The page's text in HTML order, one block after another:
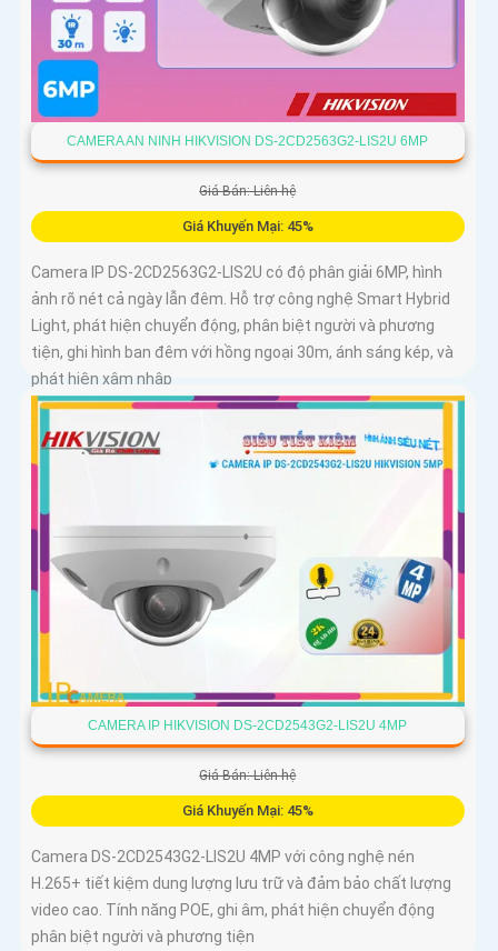
CAMERA AN NINH HIKVISION DS-2CD2563G2-LIS2U 6MP
Giá Bán: Liên hệ
Giá Khuyến Mại: 45%
Camera IP DS-2CD2563G2-LIS2U có độ phân giải 6MP, hình
ảnh rõ nét cả ngày lẫn đêm. Hỗ trợ công nghệ Smart Hybrid
Light, phát hiện chuyển động, phân biệt người và phương
tiện, ghi hình ban đêm với hồng ngoại 30m, ánh sáng kép, và
phát hiện xâm nhập
CAMERA IP HIKVISION DS-2CD2543G2-LIS2U 4MP
Giá Bán: Liên hệ
Giá Khuyến Mại: 45%
Camera DS-2CD2543G2-LIS2U 4MP với công nghệ nén
H.265+ tiết kiệm dung lượng lưu trữ và đảm bảo chất lượng
video cao. Tính năng POE, ghi âm, phát hiện chuyển động
phân biệt người và phương tiện